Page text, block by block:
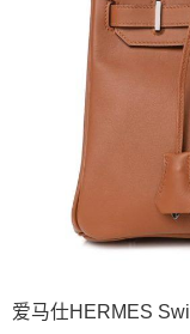
爱马仕HERMES